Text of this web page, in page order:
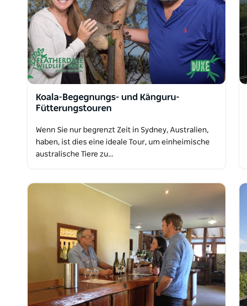
Koala-Begegnungs- und Känguru-
Fütterungstouren
Wenn Sie nur begrenzt Zeit in Sydney, Australien,
haben, ist dies eine ideale Tour, um einheimische
australische Tiere zu…